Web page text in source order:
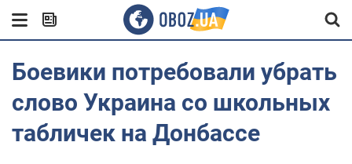
Боевики потребовали убрать
слово Украина со школьных
табличек на Донбассе